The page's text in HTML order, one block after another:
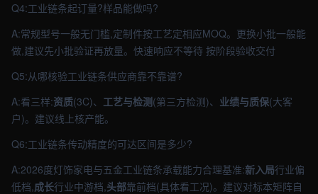
Q4:工业链条起订量?样品能做吗?
A:常规型号一般无门槛,定制件按工艺定相应MOQ。更换小批一般能
做,建议先小批验证再放量。快速响应不等待 按阶段验收交付
Q5:从哪核验工业链条供应商靠不靠谱?
A:看三样:资质(3C)、 工艺与检测(第三方检测)、 业绩与质保(大客
户)。建议线上核产能。
Q6:工业链条传动精度的可达区间是多少?
A:2026度灯饰家电与五金工业链条承载能力合理基准:新入局行业偏
低档,成长行业中游档,头部靠前档(具体看工况)。建议对标本矩阵自